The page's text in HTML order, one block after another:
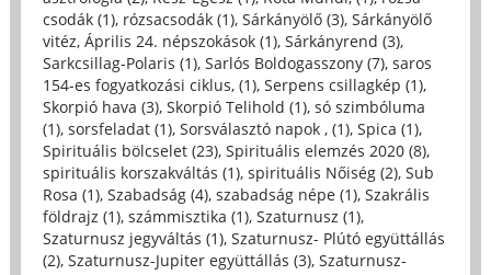
csodák (1), rózsacsodák (1), Sárkányölő (3), Sárkányölő
vitéz, Április 24. népszokások (1), Sárkányrend (3),
Sarkcsillag-Polaris (1), Sarlós Boldogasszony (7), saros
154-es fogyatkozási ciklus, (1), Serpens csillagkép (1),
Skorpió hava (3), Skorpió Telihold (1), só szimbóluma
(1), sorsfeladat (1), Sorsválasztó napok , (1), Spica (1),
Spirituális bölcselet (23), Spirituális elemzés 2020 (8),
spirituális korszakváltás (1), spirituális Nőiség (2), Sub
Rosa (1), Szabadság (4), szabadság népe (1), Szakrális
földrajz (1), számmisztika (1), Szaturnusz (1),
Szaturnusz jegyváltás (1), Szaturnusz- Plútó együttállás
(2), Szaturnusz-Jupiter együttállás (3), Szaturnusz-